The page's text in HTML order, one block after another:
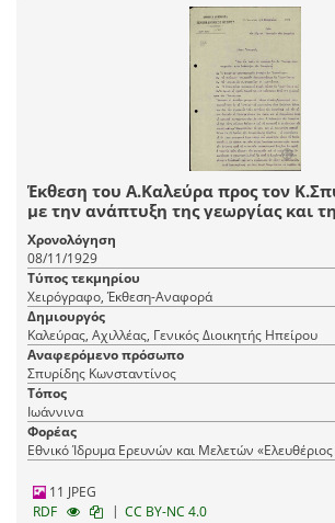
Έκθεση του Α.Καλεύρα προς τον
με την ανάπτυξη της γεωργίας και
κτηνοτροφίας στην Ήπειρο.
Χρονολόγηση
08/11/1929
Τύπος τεκμηρίου
Χειρόγραφο, Έκθεση-Αναφορά
Δημιουργός
Καλεύρας, Αχιλλέας, Γενικός Διοικητής Ηπείρου
Αναφερόμενο πρόσωπο
Σπυρίδης Κωνσταντίνος
Τόπος
Ιωάννινα
Φορέας
Εθνικό Ίδρυμα Ερευνών και Μελετών «Ελευθέριος
11 JPEG
RDF
| CC BY-NC 4.0